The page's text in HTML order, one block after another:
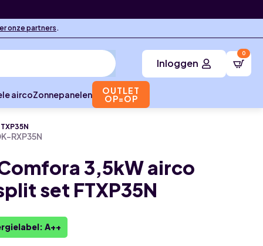
onze partners.
Inloggen
0
aircoZonnepanelen OUTLET
OP=OP
RXP35N
3,5kW airco
set FTXP35N
A++